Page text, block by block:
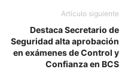
Artículo siguiente
Destaca Secretario de
Seguridad alta aprobación
en exámenes de Control y
Confianza en BCS